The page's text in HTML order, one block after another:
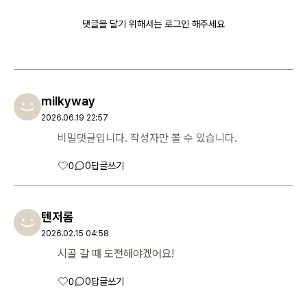
댓글을 달기 위해서는 로그인 해주세요
milkyway
2026.06.19 22:57
비밀댓글입니다. 작성자만 볼 수 있습니다.
0 0답글쓰기
텐저롬
2026.02.15 04:58
시골 갈 때 도전해야겠어요!
0 0답글쓰기
회원가입